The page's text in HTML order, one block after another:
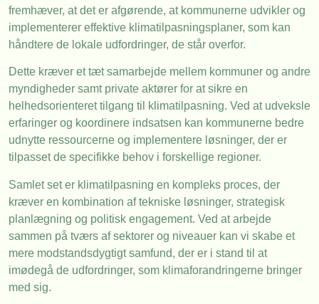
fremhæver, at det er afgørende, at kommunerne udvikler og
implementerer effektive klimatilpasningsplaner, som kan
håndtere de lokale udfordringer, de står overfor.
Dette kræver et tæt samarbejde mellem kommuner og andre
myndigheder samt private aktører for at sikre en
helhedsorienteret tilgang til klimatilpasning. Ved at udveksle
erfaringer og koordinere indsatsen kan kommunerne bedre
udnytte ressourcerne og implementere løsninger, der er
tilpasset de specifikke behov i forskellige regioner.
Samlet set er klimatilpasning en kompleks proces, der
kræver en kombination af tekniske løsninger, strategisk
planlægning og politisk engagement. Ved at arbejde
sammen på tværs af sektorer og niveauer kan vi skabe et
mere modstandsdygtigt samfund, der er i stand til at
imødegå de udfordringer, som klimaforandringerne bringer
med sig.